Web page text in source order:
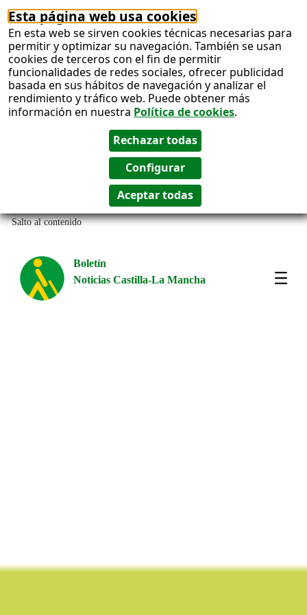
Esta página web usa cookies
En esta web se sirven cookies técnicas necesarias para
permitir y optimizar su navegación. También se usan
cookies de terceros con el fin de permitir
funcionalidades de redes sociales, ofrecer publicidad
basada en sus hábitos de navegación y analizar el
rendimiento y tráfico web. Puede obtener más
información en nuestra Política de cookies.
Salto al contenido
Boletín
Noticias Castilla-La Mancha